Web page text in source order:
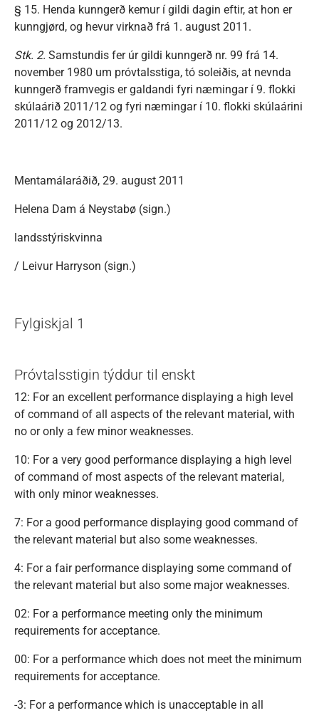
§ 15. Henda kunngerð kemur í gildi dagin eftir, at hon er
kunngjørd, og hevur virknað frá 1. august 2011.
Stk. 2. Samstundis fer úr gildi kunngerð nr. 99 frá 14.
november 1980 um próvtalsstiga, tó soleiðis, at nevnda
kunngerð framvegis er galdandi fyri næmingar í 9. flokki
skúlaárið 2011/12 og fyri næmingar í 10. flokki skúlaárini
2011/12 og 2012/13.
Mentamálaráðið, 29. august 2011
Helena Dam á Neystabø (sign.)
landsstýriskvinna
/ Leivur Harryson (sign.)
Fylgiskjal 1
Próvtalsstigin týddur til enskt
12: For an excellent performance displaying a high level
of command of all aspects of the relevant material, with
no or only a few minor weaknesses.
10: For a very good performance displaying a high level
of command of most aspects of the relevant material,
with only minor weaknesses.
7: For a good performance displaying good command of
the relevant material but also some weaknesses.
4: For a fair performance displaying some command of
the relevant material but also some major weaknesses.
02: For a performance meeting only the minimum
requirements for acceptance.
00: For a performance which does not meet the minimum
requirements for acceptance.
-3: For a performance which is unacceptable in all